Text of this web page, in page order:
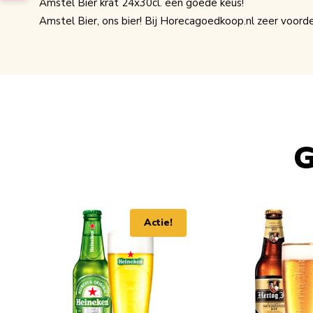
Amstel Bier krat 24x30cl. een goede keus!
Amstel Bier, ons bier! Bij Horecagoedkoop.nl zeer
Navigating through the elements of the carousel is
Press to skip carousel
Actie!